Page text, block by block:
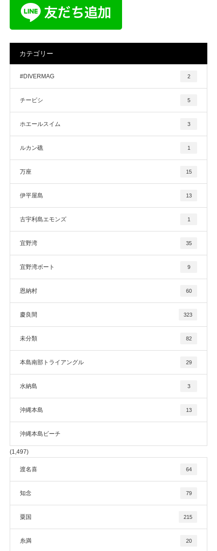
カテゴリー
#DIVERMAG 2
チービシ 5
ホエールスイム 3
ルカン礁 1
万座 15
伊平屋島 13
古宇利島エモンズ 1
宜野湾 35
宜野湾ボート 9
恩納村 60
慶良間 323
未分類 82
本島南部トライアングル 29
水納島 3
沖縄本島 13
沖縄本島ビーチ
(1,497)
渡名喜 64
知念 79
粟国 215
糸満 20